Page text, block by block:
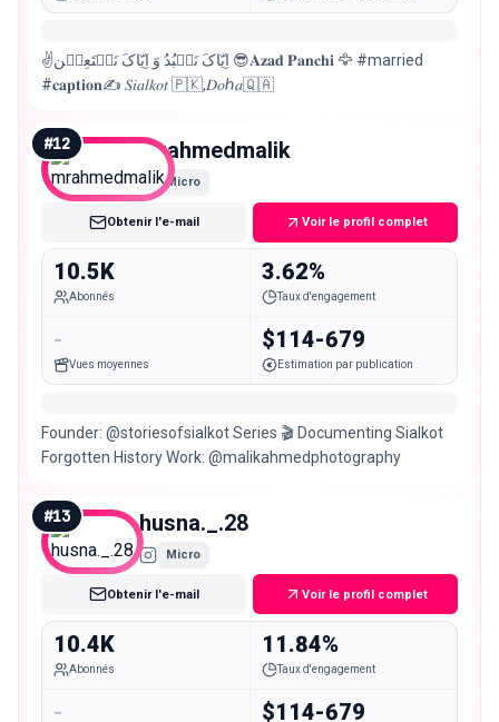
✌اِیّاکَ نَعۡبُدُ وَ اِیّاکَ نَسۡتَعِیۡن 😎𝐀𝐳𝐚𝐝 𝐏𝐚𝐧𝐜𝐡𝐢 🦅 #married
#𝐜𝐚𝐩𝐭𝐢𝐨𝐧✍ 𝑆𝑖𝑎𝑙𝑘𝑜𝑡 🇵🇰,𝐷𝑜ℎ𝑎🇶🇦
#12 mrahmedmalik
Micro
Obtenir l'e-mail Voir le profil complet
10.5K
Abonnés
3.62%
Taux d'engagement
-
Vues moyennes
$114-679
Estimation par publication
Founder: @storiesofsialkot Series 🎬 Documenting Sialkot
Forgotten History Work: @malikahmedphotography
#13 husna._.28
Micro
Obtenir l'e-mail Voir le profil complet
10.4K
Abonnés
11.84%
Taux d'engagement
- $114-679